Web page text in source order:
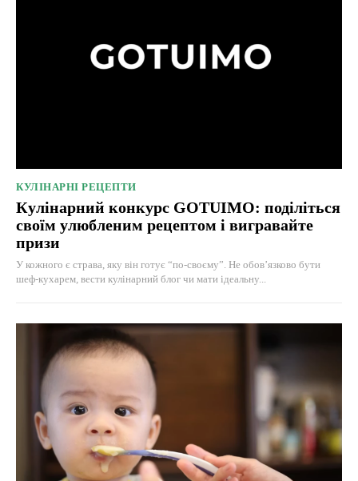
КУЛІНАРНІ РЕЦЕПТИ
Кулінарний конкурс GOTUIMO: поділіться
своїм улюбленим рецептом і вигравайте
призи
У кожного є страва, яку він готує “по-своєму”. Не обов’язково бути
шеф-кухарем, вести кулінарний блог чи мати ідеальну...